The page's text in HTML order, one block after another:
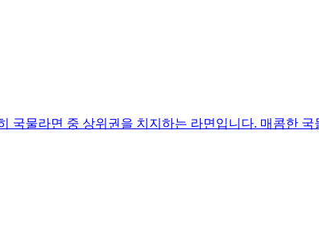
물라면 중 상위권을 치지하는 라면입니다. 매콤한